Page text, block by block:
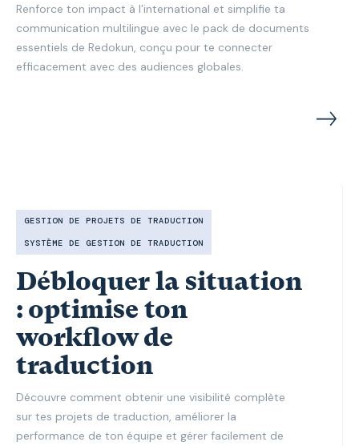
Renforce ton impact à l’international et simplifie ta
communication multilingue avec le pack de documents
essentiels de Redokun, conçu pour te connecter
efficacement avec des audiences globales.
GESTION DE PROJETS DE TRADUCTION
SYSTÈME DE GESTION DE TRADUCTION
Débloquer la situation
: optimise ton
workflow de
traduction
Découvre comment obtenir une visibilité complète
sur tes projets de traduction, améliorer la
performance de ton équipe et gérer facilement de